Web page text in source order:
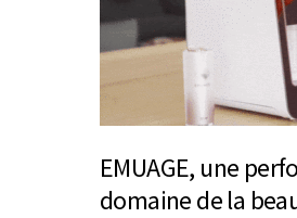
EMUAGE, une
domaine de la